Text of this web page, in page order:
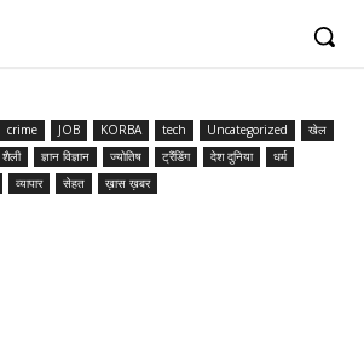
crime JOB KORBA tech Uncategorized
खेल
ज्ञान विज्ञान ज्योतिष ट्रैंडिंग देश दुनिया
धर्म
व्यापार सेहत ख़ास ख़बर